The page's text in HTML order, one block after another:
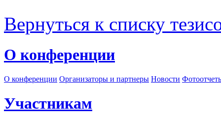
Вернуться к списку
О конференции
О конференции Организаторы и партнеры Новости
Участникам